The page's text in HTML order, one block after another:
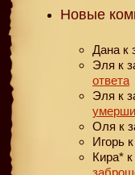
Новые
Дана к
Эля к
ответа
Эля к
Оля к
Игорь
Кира*